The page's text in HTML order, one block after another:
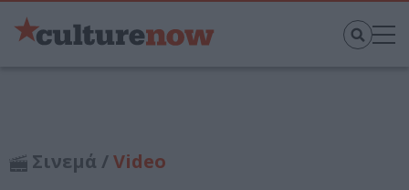
Σινεμά /Video